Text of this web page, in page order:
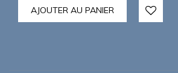
AJOUTER AU PANIER